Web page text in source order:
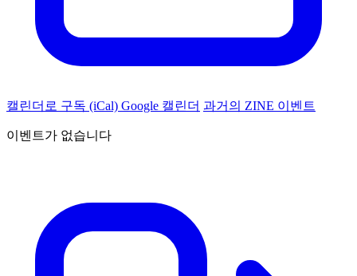
캘린더로 구독 (iCal) Google 캘린더 과거의 ZINE 이벤트
이벤트가 없습니다